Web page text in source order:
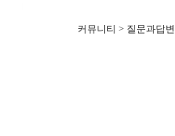
커뮤니티 > 질문과답변